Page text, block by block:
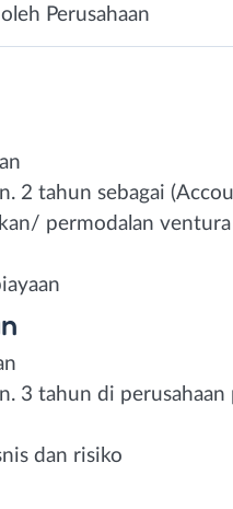
Perusahaan
2 tahun sebagai
permodalan ventura
3 tahun di
dan risiko